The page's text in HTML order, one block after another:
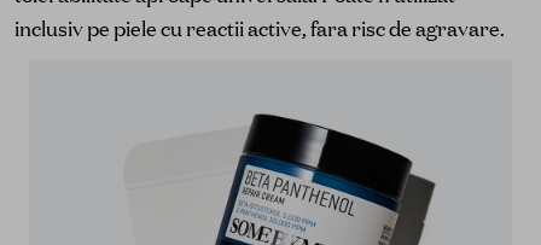
inclusiv pe piele cu reactii active, fara risc de agravare.